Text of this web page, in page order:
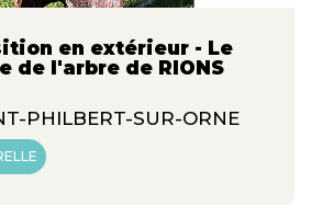
en extérieur - Le
de l'arbre de RIONS
PHILBERT-SUR-ORNE